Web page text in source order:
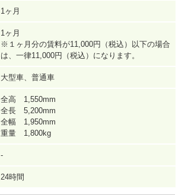
1ヶ月
1ヶ月
※１ヶ月分の賃料が11,000円（税込）以下の場合
は、一律11,000円（税込）になります。
大型車、普通車
全高 1,550mm
全長 5,200mm
全幅 1,950mm
重量 1,800kg
-
24時間